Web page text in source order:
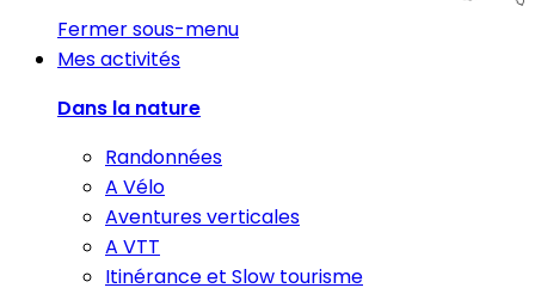
Fermer sous-menu
Mes activités
Dans la nature
Randonnées
A Vélo
Aventures verticales
A VTT
Itinérance et Slow tourisme